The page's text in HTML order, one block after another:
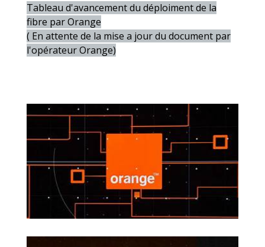
Tableau d'avancement du déploiment de la
fibre par Orange
( En attente de la mise a jour du document par
l'opérateur Orange)